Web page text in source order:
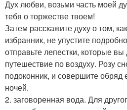
Дух любви, возьми часть моей
тебя о торжестве твоем!
Затем расскажите духу о том,
избранник, не упустите
отправьте лепестки, которые
путешествие по воздуху. Розу
подоконник, и совершите обряд
ночей.
2. заговоренная вода. Для